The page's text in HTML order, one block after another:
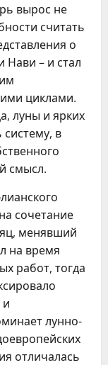
вырос не
считать
о
Нави – и стал
циклами.
луны и ярких
систему, в
смысл.
сочетание
менявший
на время
работ, тогда
и
лунно-
отличалась